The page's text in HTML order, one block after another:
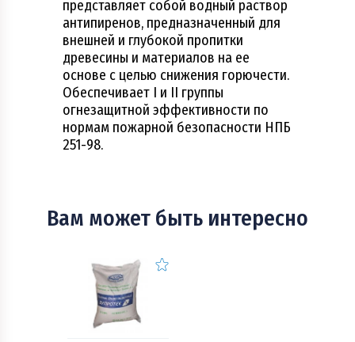
представляет собой водный раствор
антипиренов, предназначенный для
внешней и глубокой пропитки
древесины и материалов на ее
основе с целью снижения горючести.
Обеспечивает I и II группы
огнезащитной эффективности по
нормам пожарной безопасности НПБ
251-98.
Вам может быть интересно